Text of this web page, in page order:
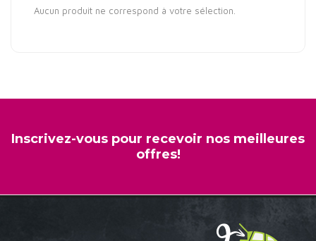
Aucun produit ne correspond à votre sélection.
Inscrivez-vous pour recevoir nos meilleures
offres!